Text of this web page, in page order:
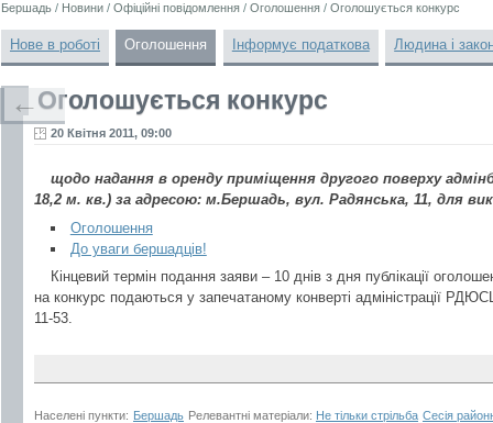
Бершадь / Новини / Офіційні повідомлення / Оголошення / Оголошується конкурс
Нове в роботі Оголошення Інформує податкова Людина і
Оголошується конкурс
20 Квітня 2011, 09:00
щодо надання в оренду приміщення другого поверху
18,2 м. кв.) за адресою: м.Бершадь, вул. Радянська, 11, для
Оголошення
До уваги бершадців!
Кінцевий термін подання заяви – 10 днів з дня публікації
на конкурс подаються у запечатаному конверті адміністрації
11-53.
Населені пункти: Бершадь Релевантні матеріали: Не тільки стрільба Сесія
←